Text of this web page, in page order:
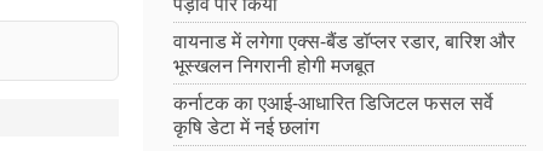
वायनाड में लगेगा एक्स-बैंड डॉप्लर रडार, बारिश और
भूस्खलन निगरानी होगी मजबूत
कर्नाटक का एआई-आधारित डिजिटल फसल सर्वे
कृषि डेटा में नई छलांग